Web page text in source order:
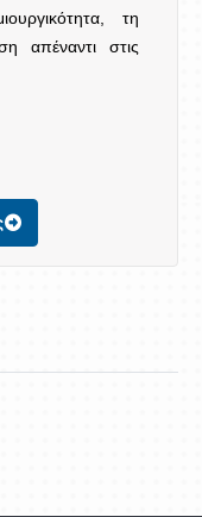
τη
απέναντι στις